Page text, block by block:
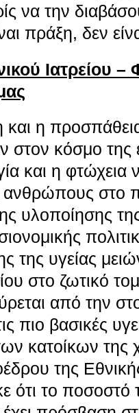
να την
πράξη, δεν
Ιατρείου –
και η
στον κόσμο της
και η φτώχεια
ανθρώπους στο
υλοποίησης
της υγείας
στο ζωτικό
από την
πιο βασικές
κατοίκων
της
ότι το